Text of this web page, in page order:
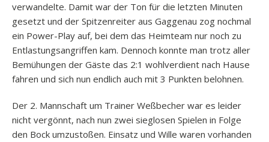
verwandelte. Damit war der Ton für die letzten Minuten
gesetzt und der Spitzenreiter aus Gaggenau zog nochmal
ein Power-Play auf, bei dem das Heimteam nur noch zu
Entlastungsangriffen kam. Dennoch konnte man trotz aller
Bemühungen der Gäste das 2:1 wohlverdient nach Hause
fahren und sich nun endlich auch mit 3 Punkten belohnen.
Der 2. Mannschaft um Trainer Weßbecher war es leider
nicht vergönnt, nach nun zwei sieglosen Spielen in Folge
den Bock umzustoßen. Einsatz und Wille waren vorhanden